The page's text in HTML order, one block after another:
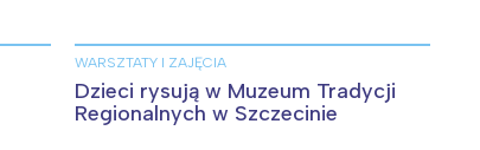
WARSZTATY I ZAJĘCIA
Dzieci rysują w Muzeum Tradycji
Regionalnych w Szczecinie